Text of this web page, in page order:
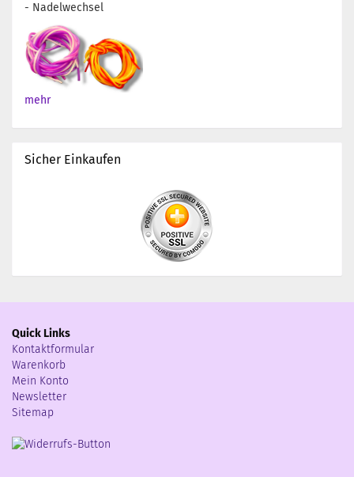
- Nadelwechsel
mehr
Sicher Einkaufen
Quick Links
Kontaktformular
Warenkorb
Mein Konto
Newsletter
Sitemap